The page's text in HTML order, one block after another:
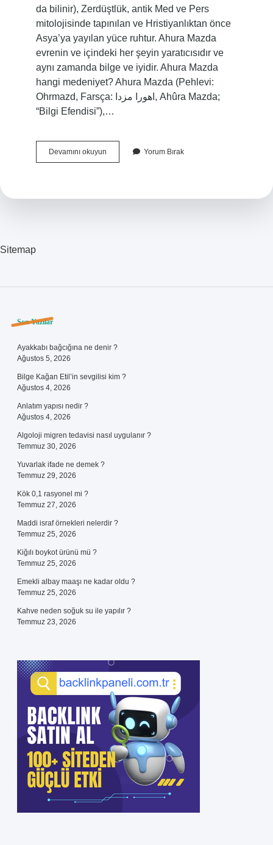
da bilinir), Zerdüştlük, antik Med ve Pers
mitolojisinde tapınılan ve Hristiyanlıktan önce
Asya’ya yayılan yüce ruhtur. Ahura Mazda
evrenin ve içindeki her şeyin yaratıcısıdır ve
aynı zamanda bilge ve iyidir. Ahura Mazda
hangi medeniyet? Ahura Mazda (Pehlevi:
Ohrmazd, Farsça: اهورا مزدا, Ahûra Mazda;
“Bilgi Efendisi”),…
Devamını okuyunAhura
Mazda
Yorum Bırak
Sitemap
Sidebar
Son Yazılar
Ayakkabı bağcığına ne denir ?
Ağustos 5, 2026
Bilge Kağan Etil’in sevgilisi kim ?
Ağustos 4, 2026
Anlatım yapısı nedir ?
Ağustos 4, 2026
Algoloji migren tedavisi nasıl uygulanır ?
Temmuz 30, 2026
Yuvarlak ifade ne demek ?
Temmuz 29, 2026
Kök 0,1 rasyonel mi ?
Temmuz 27, 2026
Maddi israf örnekleri nelerdir ?
Temmuz 25, 2026
Kiğılı boykot ürünü mü ?
Temmuz 25, 2026
Emekli albay maaşı ne kadar oldu ?
Temmuz 25, 2026
Kahve neden soğuk su ile yapılır ?
Temmuz 23, 2026